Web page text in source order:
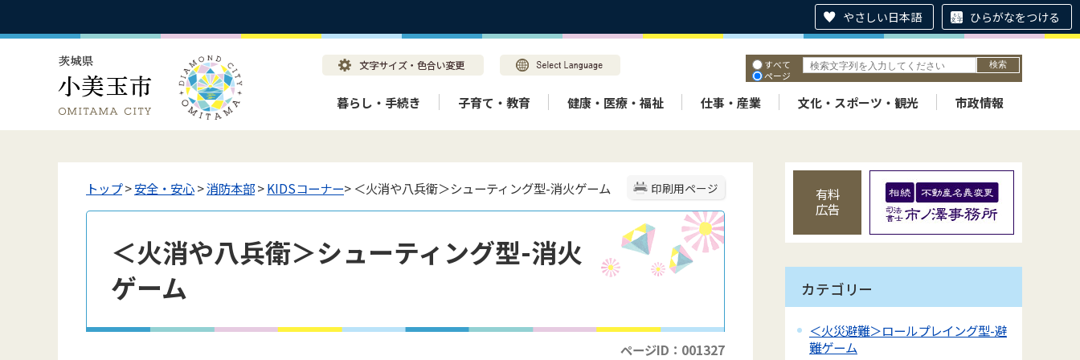
やさしい日本語 ひらがなをつける
すべて
ページ
暮らし・手続き 子育て・教育 健康・医療・福祉 仕事・産業 文化・スポーツ・観光 市政情報
印刷用ページ
トップ>安全・安心>消防本部>KIDSコーナー> ＜火消や八兵衛＞シューティング型-消火ゲーム
＜火消や八兵衛＞シューティング型-消火
ゲーム
ページID：001327
有料
広告
カテゴリー
＜火災避難＞ロールプレイング型-避
難ゲーム